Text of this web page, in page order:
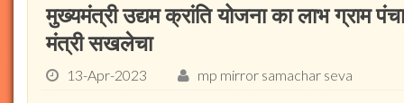
मुख्यमंत्री उद्यम क्रांति योजना का लाभ
मंत्री सखलेचा
13-Apr-2023 mp mirror samachar seva